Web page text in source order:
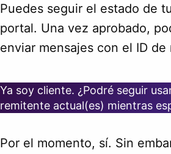
Puedes seguir el estado de
portal. Una vez aprobado,
enviar mensajes con el ID de
Ya soy cliente. ¿Podré seguir
remitente actual(es) mientras
Por el momento, sí. Sin